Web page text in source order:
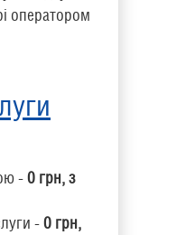
оператором
-0 грн, з
-0 грн,